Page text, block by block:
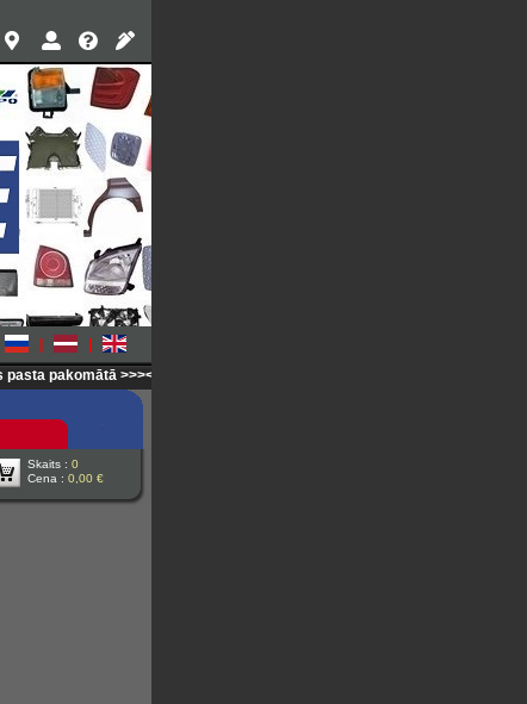
>>><<< Atbildēsim uz visiem jautājumiem (WhatsApp 29696737) >>>
Skaits : 0
Cena : 0,00 €